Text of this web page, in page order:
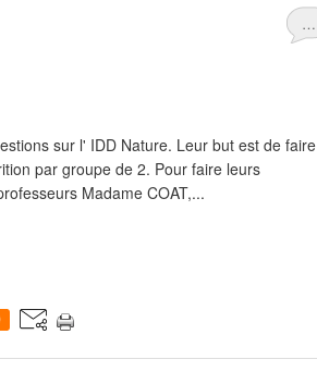
…
sur l' IDD Nature. Leur but est de faire
par groupe de 2. Pour faire leurs
Madame COAT,...